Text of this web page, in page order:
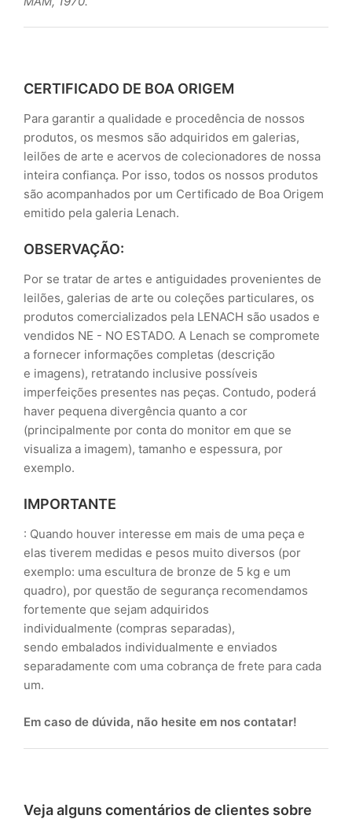
CERTIFICADO DE BOA ORIGEM
Para garantir a qualidade e procedência de nossos
produtos, os mesmos são adquiridos em galerias,
leilões de arte e acervos de colecionadores de nossa
inteira confiança. Por isso, todos os nossos produtos
são acompanhados por um Certificado de Boa Origem
emitido pela galeria Lenach.
OBSERVAÇÃO:
Por se tratar de artes e antiguidades provenientes de
leilões, galerias de arte ou coleções particulares, os
produtos comercializados pela LENACH são usados e
vendidos NE - NO ESTADO. A Lenach se compromete
a fornecer informações completas (descrição
e imagens), retratando inclusive possíveis
imperfeições presentes nas peças. Contudo, poderá
haver pequena divergência quanto a cor
(principalmente por conta do monitor em que se
visualiza a imagem), tamanho e espessura, por
exemplo.
IMPORTANTE
: Quando houver interesse em mais de uma peça e
elas tiverem medidas e pesos muito diversos (por
exemplo: uma escultura de bronze de 5 kg e um
quadro), por questão de segurança recomendamos
fortemente que sejam adquiridos
individualmente (compras separadas),
sendo embalados individualmente e enviados
separadamente com uma cobrança de frete para cada
um.
Em caso de dúvida, não hesite em nos contatar!
Veja alguns comentários de clientes sobre